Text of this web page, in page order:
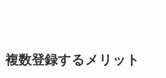
複数登録するメリット